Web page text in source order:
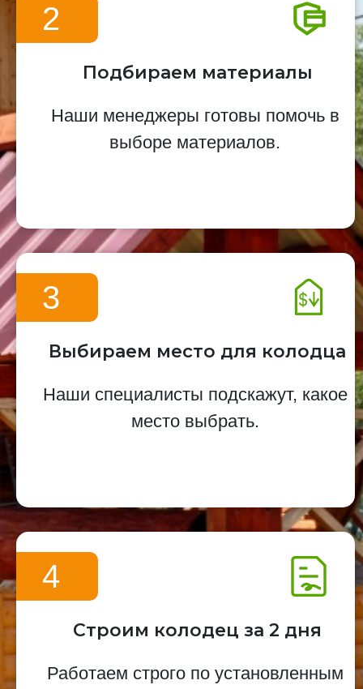
2
Подбираем материалы
Наши менеджеры готовы помочь в
выборе материалов.
3
Выбираем место для колодца
Наши специалисты подскажут, какое
место выбрать.
4
Строим колодец за 2 дня
Работаем строго по установленным